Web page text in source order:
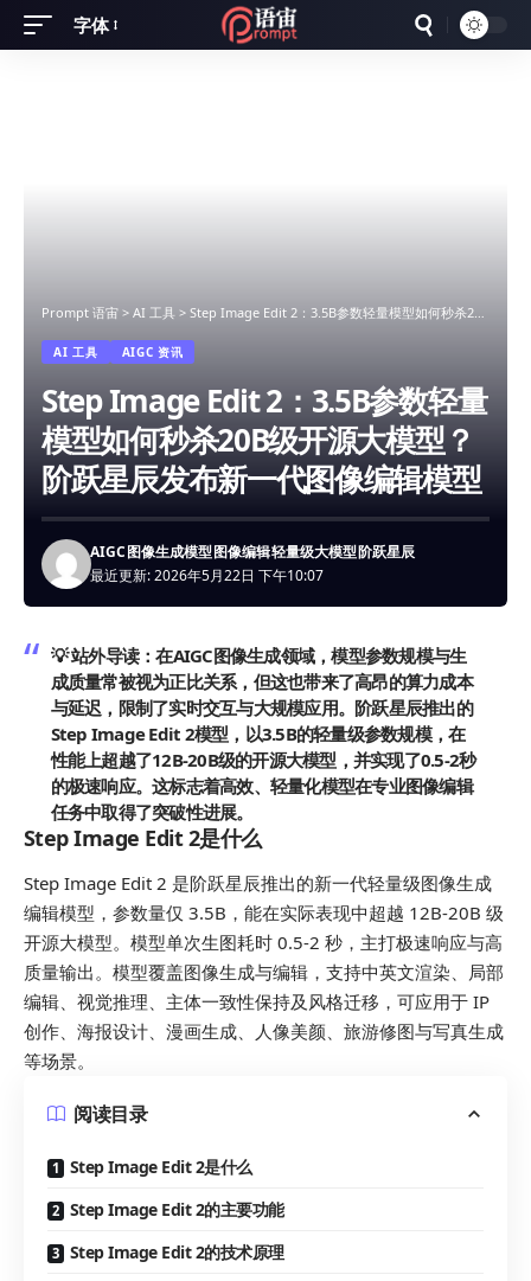
Font
字体
Prompt 语宙 > AI 工具 > Step Image Edit 2：3.5B参数轻量模型如何秒杀20B级开源大模型？阶跃星辰发布新一代图像编辑模型
AI 工具 AIGC 资讯
Step Image Edit 2：3.5B参数轻量
模型如何秒杀20B级开源大模型？
阶跃星辰发布新一代图像编辑模型
最近更新: 2026年5月22日 下午10:07
AIGC图像生成模型图像编辑轻量级大模型阶跃星辰
💡 站外导读：在AIGC图像生成领域，模型参数规模与生
成质量常被视为正比关系，但这也带来了高昂的算力成本
与延迟，限制了实时交互与大规模应用。阶跃星辰推出的
Step Image Edit 2模型，以3.5B的轻量级参数规模，在
性能上超越了12B-20B级的开源大模型，并实现了0.5-2秒
的极速响应。这标志着高效、轻量化模型在专业图像编辑
任务中取得了突破性进展。
Step Image Edit 2是什么
Step Image Edit 2 是阶跃星辰推出的新一代轻量级图像生成
编辑模型，参数量仅 3.5B，能在实际表现中超越 12B-20B 级
开源大模型。模型单次生图耗时 0.5-2 秒，主打极速响应与高
质量输出。模型覆盖图像生成与编辑，支持中英文渲染、局部
编辑、视觉推理、主体一致性保持及风格迁移，可应用于 IP
创作、海报设计、漫画生成、人像美颜、旅游修图与写真生成
等场景。
阅读目录
Step Image Edit 2是什么
Step Image Edit 2的主要功能
Step Image Edit 2的技术原理